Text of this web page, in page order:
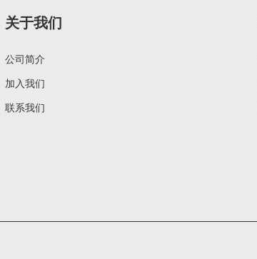
关于我们
公司简介
加入我们
联系我们